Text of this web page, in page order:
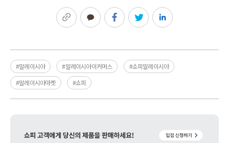
링크복사카카오톡페이스북트위터링크드인
#말레이시아 #말레이시아이커머스
#쇼피말레이시아
#말레이시아마켓
#쇼피